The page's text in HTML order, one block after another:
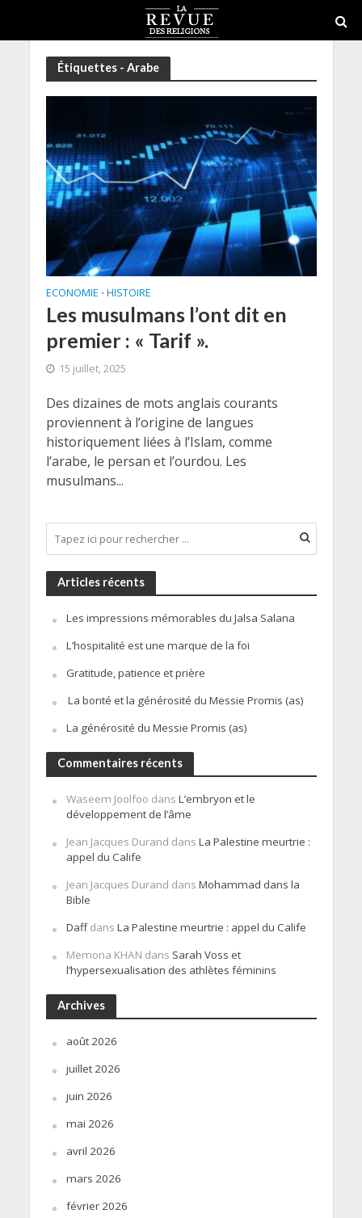
Étiquettes - Arabe
ECONOMIE • HISTOIRE
Les musulmans l’ont dit en
premier : « Tarif ».
15 juillet, 2025
Des dizaines de mots anglais courants
proviennent à l’origine de langues
historiquement liées à l’Islam, comme
l’arabe, le persan et l’ourdou. Les
musulmans...
Articles récents
Les impressions mémorables du Jalsa Salana
L’hospitalité est une marque de la foi
Gratitude, patience et prière
La bonté et la générosité du Messie Promis (as)
La générosité du Messie Promis (as)
Commentaires récents
Waseem Joolfoo dans L’embryon et le
développement de l’âme
Jean Jacques Durand dans La Palestine meurtrie :
appel du Calife
Jean Jacques Durand dans Mohammad dans la
Bible
Daffdans La Palestine meurtrie : appel du Calife
Memona KHAN dans Sarah Voss et
l’hypersexualisation des athlètes féminins
Archives
août 2026
juillet 2026
juin 2026
mai 2026
avril 2026
mars 2026
février 2026